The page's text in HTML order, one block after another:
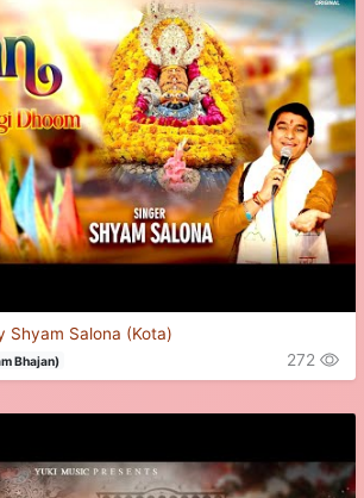
Shyam Salona (Kota)
Bhajan) 272